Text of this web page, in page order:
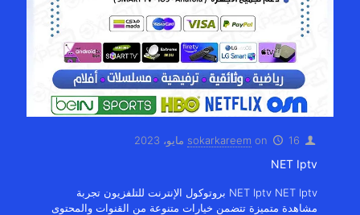
sokarkareem on 16 مايو، 2023
NET Iptv
NET Iptv NET Iptv بروتوكول الإنترنت للتلفزيون تجربة
مشاهدة متميزة تتضمن خيارات متنوعة من القنوات والمحتوى